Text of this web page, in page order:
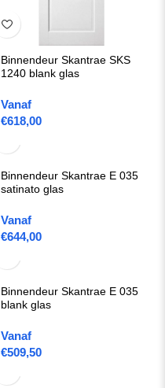
Binnendeur Skantrae SKS
1240 blank glas
Vanaf
€618,00
Binnendeur Skantrae E 035
satinato glas
Vanaf
€644,00
Binnendeur Skantrae E 035
blank glas
Vanaf
€509,50